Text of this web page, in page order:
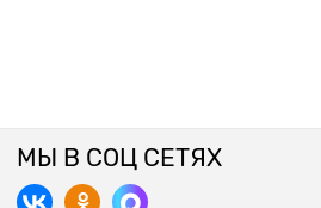
МЫ В СОЦ СЕТЯХ